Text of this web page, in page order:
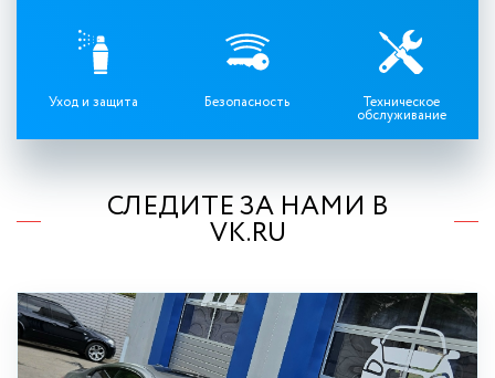
Уход и защита Безопасность Техническое
обслуживание
СЛЕДИТЕ ЗА НАМИ В
VK.RU